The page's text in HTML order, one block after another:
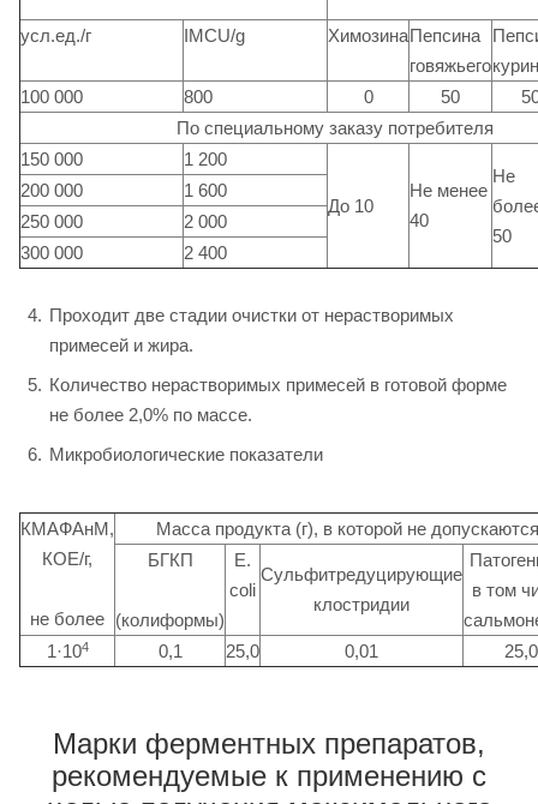
усл.ед./г IMCU/g ХимозинаПепсина
говяжьего
100 000
800 0 50
По специальному заказу потребителя
150 000
1 200
До 10
Не менее
40
Не
50
200 000
1 600
250 000
2 000
300 000
2 400
Проходит две стадии очистки от нерастворимых
примесей и жира.
Количество нерастворимых примесей в готовой форме
не более 2,0% по массе.
Микробиологические показатели
КМАФАнМ,
КОЕ/г,
не более
Масса продукта (г), в которой не допускаются
БГКП
(колиформы)
E.
coli
Сульфитредуцирующие
клостридии
в том
1·104 0,1 25,0 0,01 25,0
Марки ферментных препаратов,
рекомендуемые к применению с